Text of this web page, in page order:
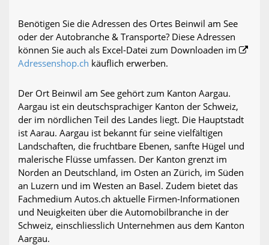
Benötigen Sie die Adressen des Ortes Beinwil am See
oder der Autobranche & Transporte? Diese Adressen
können Sie auch als Excel-Datei zum Downloaden im
Adressenshop.ch käuflich erwerben.
Der Ort Beinwil am See gehört zum Kanton Aargau.
Aargau ist ein deutschsprachiger Kanton der Schweiz,
der im nördlichen Teil des Landes liegt. Die Hauptstadt
ist Aarau. Aargau ist bekannt für seine vielfältigen
Landschaften, die fruchtbare Ebenen, sanfte Hügel und
malerische Flüsse umfassen. Der Kanton grenzt im
Norden an Deutschland, im Osten an Zürich, im Süden
an Luzern und im Westen an Basel. Zudem bietet das
Fachmedium Autos.ch aktuelle Firmen-Informationen
und Neuigkeiten über die Automobilbranche in der
Schweiz, einschliesslich Unternehmen aus dem Kanton
Aargau.